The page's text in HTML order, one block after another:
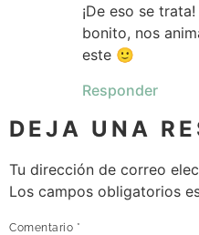
¡De eso se
bonito, nos
este 🙂
Responder
DEJA UNA
Tu dirección de correo
Los campos obligatorios
Comentario *